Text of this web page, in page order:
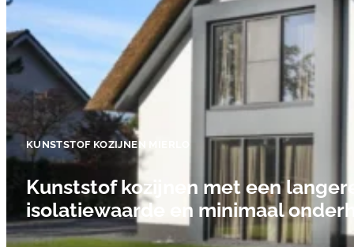
KUNSTSTOF KOZIJNEN MIERLO
Kunststof kozijnen met een
isolatiewaarde en minimaal